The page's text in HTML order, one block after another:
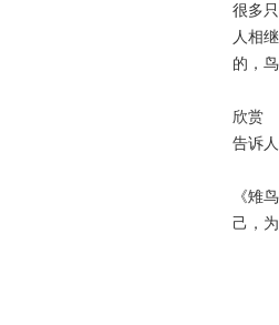
很多
人相
的，
欣赏
告诉
《雉
己，